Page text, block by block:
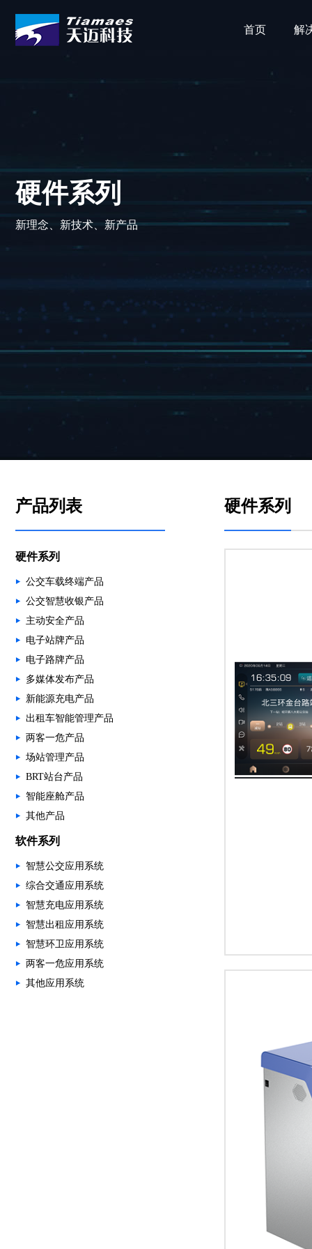
首页 解
硬件系列
新理念、新技术、新产品
产品列表
硬件系列
公交车载终端产品
公交智慧收银产品
主动安全产品
电子站牌产品
电子路牌产品
多媒体发布产品
新能源充电产品
出租车智能管理产品
两客一危产品
场站管理产品
BRT站台产品
智能座舱产品
其他产品
软件系列
智慧公交应用系统
综合交通应用系统
智慧充电应用系统
智慧出租应用系统
智慧环卫应用系统
两客一危应用系统
其他应用系统
硬件系列